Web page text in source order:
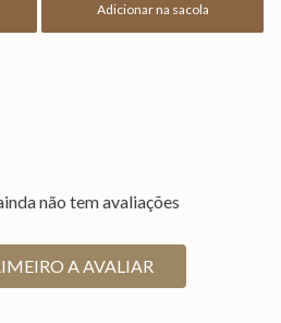
Adicionar na sacola
não tem avaliações
A AVALIAR